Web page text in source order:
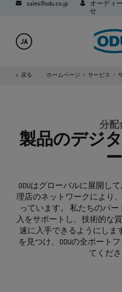
sales@odu.co.jp
オーディ
せ
JA
戻る ホームページ サービス
分配
製品のデジ
ー
ODUはグローバルに展開し
理店のネットワークにより
っています。 私たちのパ
入をサポートし、技術的な
速に入手できるようにしま
を見つけ、ODUの全ポート
てくださ